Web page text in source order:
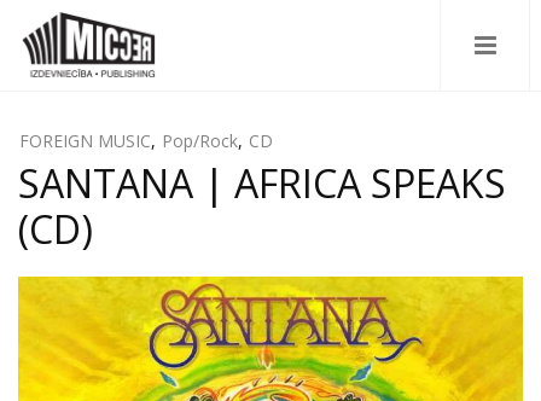
FOREIGN MUSIC, Pop/Rock, CD
SANTANA | AFRICA SPEAKS
(CD)